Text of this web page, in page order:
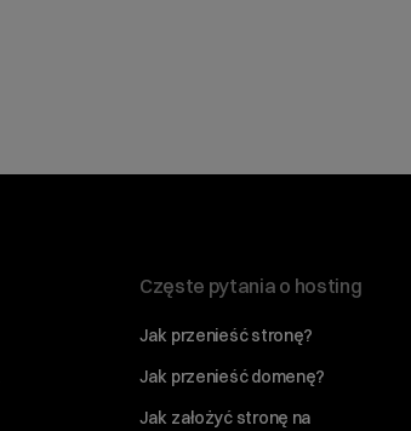
Częste pytania o hosting
Jak przenieść stronę?
Jak przenieść domenę?
Jak założyć stronę na